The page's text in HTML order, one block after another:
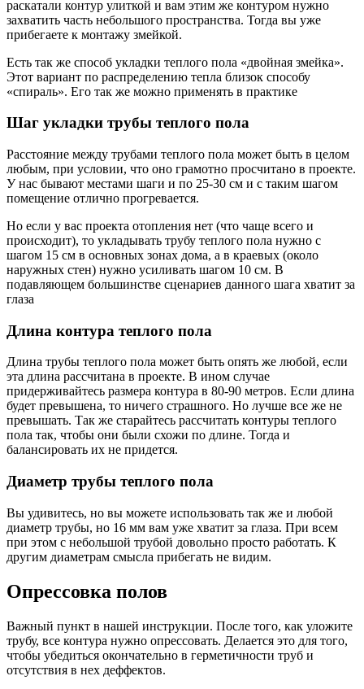
раскатали контур улиткой и вам этим же контуром нужно
захватить часть небольшого пространства. Тогда вы уже
прибегаете к монтажу змейкой.
Есть так же способ укладки теплого пола «двойная змейка».
Этот вариант по распределению тепла близок способу
«спираль». Его так же можно применять в практике
Шаг укладки трубы теплого пола
Расстояние между трубами теплого пола может быть в целом
любым, при условии, что оно грамотно просчитано в проекте.
У нас бывают местами шаги и по 25-30 см и с таким шагом
помещение отлично прогревается.
Но если у вас проекта отопления нет (что чаще всего и
происходит), то укладывать трубу теплого пола нужно с
шагом 15 см в основных зонах дома, а в краевых (около
наружных стен) нужно усиливать шагом 10 см. В
подавляющем большинстве сценариев данного шага хватит за
глаза
Длина контура теплого пола
Длина трубы теплого пола может быть опять же любой, если
эта длина рассчитана в проекте. В ином случае
придерживайтесь размера контура в 80-90 метров. Если длина
будет превышена, то ничего страшного. Но лучше все же не
превышать. Так же старайтесь рассчитать контуры теплого
пола так, чтобы они были схожи по длине. Тогда и
балансировать их не придется.
Диаметр трубы теплого пола
Вы удивитесь, но вы можете использовать так же и любой
диаметр трубы, но 16 мм вам уже хватит за глаза. При всем
при этом с небольшой трубой довольно просто работать. К
другим диаметрам смысла прибегать не видим.
Опрессовка полов
Важный пункт в нашей инструкции. После того, как уложите
трубу, все контура нужно опрессовать. Делается это для того,
чтобы убедиться окончательно в герметичности труб и
отсутствия в нех деффектов.